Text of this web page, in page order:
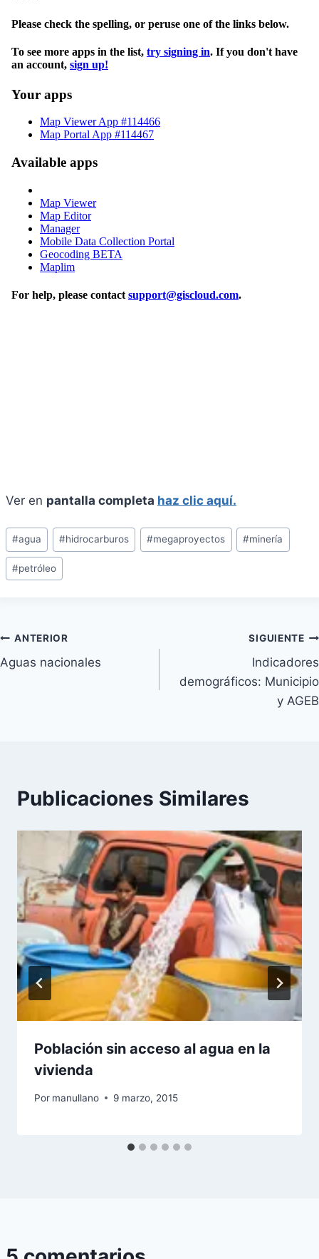
Ver en pantalla completa haz clic aquí.
Etiquetas
de
la
#agua #hidrocarburos #megaproyectos #minería
#petróleo
Navegación
de
ANTERIOR
Aguas nacionales
SIGUIENTE
Indicadores
demográficos: Municipio
y AGEB
Publicaciones Similares
Población sin acceso al agua en la
vivienda
Por manullano 9 marzo, 2015